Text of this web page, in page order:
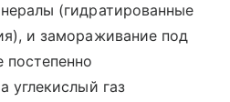
(гидратированные
и замораживание под
постепенно
углекислый газ